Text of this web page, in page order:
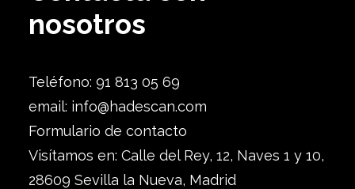
nosotros
Teléfono: 91 813 05 69
email: info@hadescan.com
Formulario de contacto
Visítamos en: Calle del Rey, 12, Naves 1 y 10,
28609 Sevilla la Nueva, Madrid